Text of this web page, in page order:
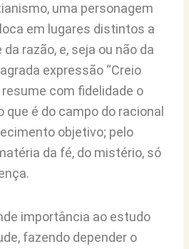
uma personagem
em lugares distintos a
razão, e, seja ou não da
expressão “Creio
resume com fidelidade o
que é do campo do racional
objetivo; pelo
da fé, do mistério, só
importância ao estudo
fazendo depender o